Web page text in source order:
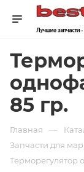
85 гр.
Главная —
Запчасти для
Терморегулятор